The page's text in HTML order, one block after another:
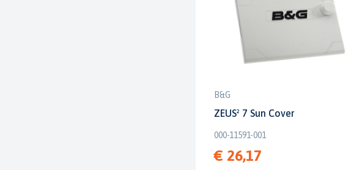
B&G
ZEUS² 7 Sun Cover
000-11591-001
€ 26,17